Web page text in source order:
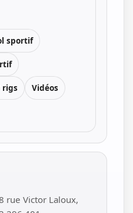
sportif
rigs Vidéos
rue Victor Laloux,